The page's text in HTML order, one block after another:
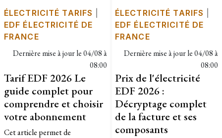
ÉLECTRICITÉ TARIFS
EDF ÉLECTRICITÉ DE
FRANCE
Dernière mise à jour le04/08 à
08:00
Tarif EDF 2026 Le
guide complet pour
comprendre et choisir
votre abonnement
Cet article permet de
ÉLECTRICITÉ TARIFS
EDF ÉLECTRICITÉ DE
FRANCE
Dernière mise à jour le04/08 à
08:00
Prix de l'électricité
EDF 2026 :
Décryptage complet
de la facture et ses
composants